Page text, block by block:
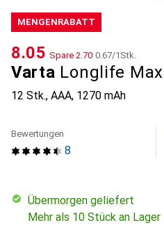
MENGENRABATT
Varta Longlife
12 Stk., AAA, 1270 mAh
CHF
8.05 Spare CHF
2.70 CHF
0.67/1Stk.
8
Bewertungen
übermorgen geliefert
Mehr als 10 Stück an Lager